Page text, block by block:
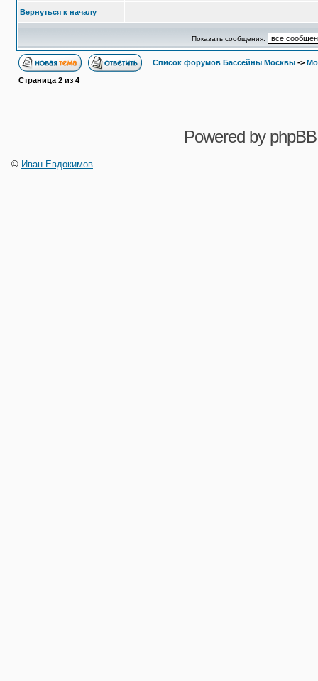
Вернуться к началу
Показать сообщения:
Список форумов Бассейны Москвы ->
Страница 2 из 4
Powered by phpBB
© Иван Евдокимов